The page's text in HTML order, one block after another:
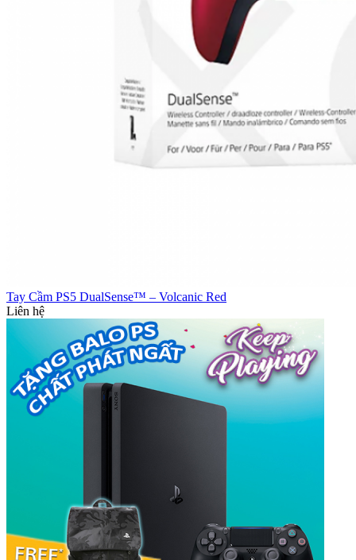
Tay Cầm PS5 DualSense™ – Volcanic Red
Liên hệ